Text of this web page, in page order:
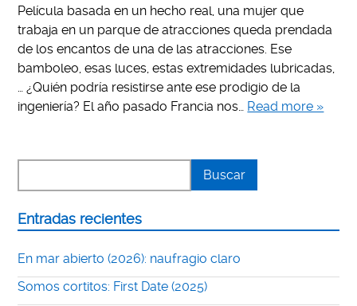
Película basada en un hecho real, una mujer que
trabaja en un parque de atracciones queda prendada
de los encantos de una de las atracciones. Ese
bamboleo, esas luces, estas extremidades lubricadas,
… ¿Quién podría resistirse ante ese prodigio de la
ingeniería? El año pasado Francia nos… Read more »
Entradas recientes
En mar abierto (2026): naufragio claro
Somos cortitos: First Date (2025)